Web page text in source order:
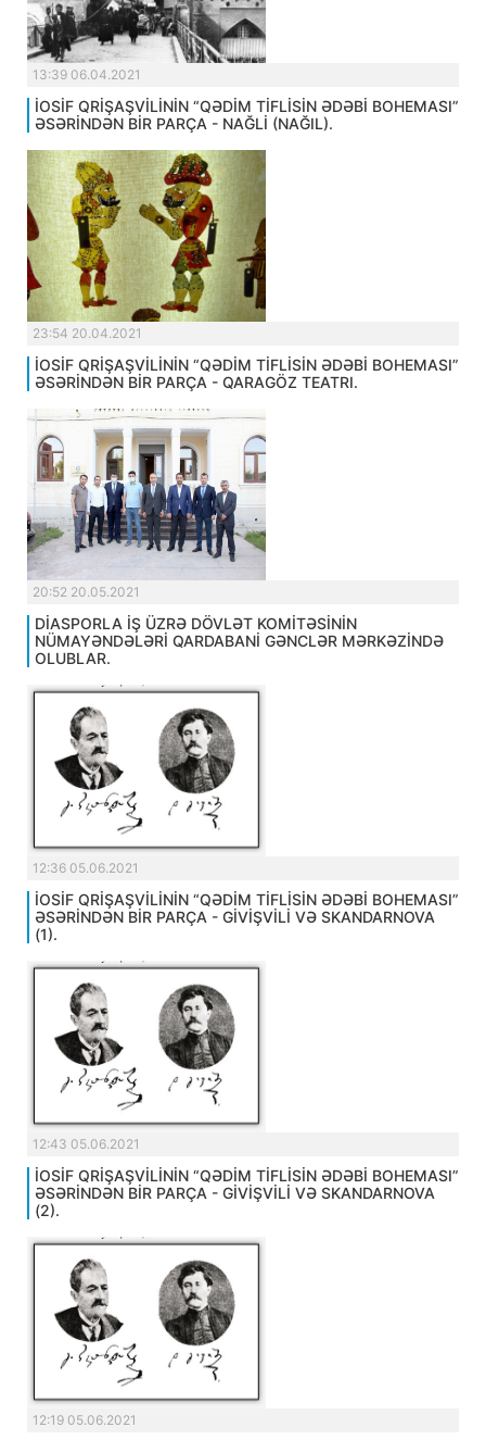
13:39 06.04.2021
İOSİF QRİŞAŞVİLİNİN “QƏDİM TİFLİSİN ƏDƏBİ BOHEMASI”
ƏSƏRİNDƏN BİR PARÇA - NAĞLİ (NAĞIL).
23:54 20.04.2021
İOSİF QRİŞAŞVİLİNİN “QƏDİM TİFLİSİN ƏDƏBİ BOHEMASI”
ƏSƏRİNDƏN BİR PARÇA - QARAGÖZ TEATRI.
20:52 20.05.2021
DİASPORLA İŞ ÜZRƏ DÖVLƏT KOMİTƏSİNİN
NÜMAYƏNDƏLƏRİ QARDABANİ GƏNCLƏR MƏRKƏZİNDƏ
OLUBLAR.
12:36 05.06.2021
İOSİF QRİŞAŞVİLİNİN “QƏDİM TİFLİSİN ƏDƏBİ BOHEMASI”
ƏSƏRİNDƏN BİR PARÇA - GİVİŞVİLİ VƏ SKANDARNOVA
(1).
12:43 05.06.2021
İOSİF QRİŞAŞVİLİNİN “QƏDİM TİFLİSİN ƏDƏBİ BOHEMASI”
ƏSƏRİNDƏN BİR PARÇA - GİVİŞVİLİ VƏ SKANDARNOVA
(2).
12:19 05.06.2021